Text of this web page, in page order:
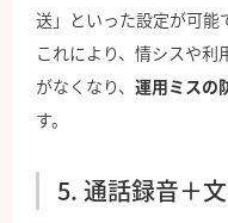
送」といった設定が可能
これにより、情シスや
がなくなり、 運用ミスの
す。
5. 通話録音＋